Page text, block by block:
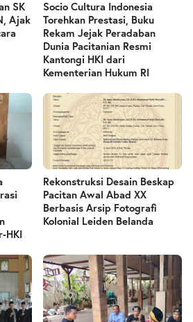
SK
Ajak
Socio Cultura Indonesia
Torehkan Prestasi, Buku
Rekam Jejak Peradaban
Dunia Pacitanian Resmi
Kantongi HKI dari
Kementerian Hukum RI
HKI
Rekonstruksi Desain Beskap
Pacitan Awal Abad XX
Berbasis Arsip Fotografi
Kolonial Leiden Belanda